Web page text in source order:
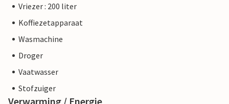
Vriezer : 200 liter
Koffiezetapparaat
Wasmachine
Droger
Vaatwasser
Stofzuiger
Verwarming / Energie